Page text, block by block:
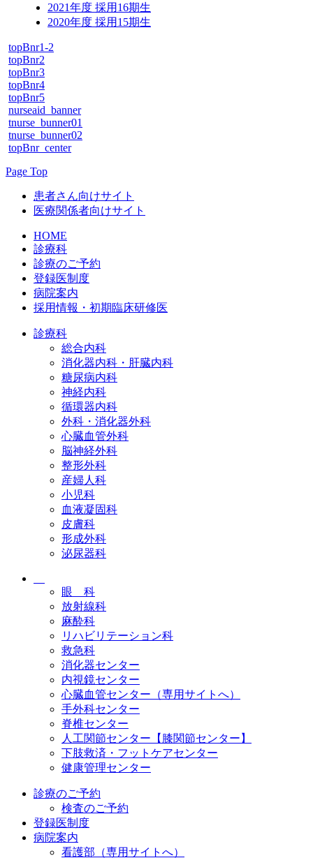
2021年度 採用16期生
2020年度 採用15期生
topBnr1-2
topBnr2
topBnr3
topBnr4
topBnr5
nurseaid_banner
tnurse_bunner01
tnurse_bunner02
topBnr_center
Page Top
患者さん向けサイト
医療関係者向けサイト
HOME
診療科
診療のご予約
登録医制度
病院案内
採用情報・初期臨床研修医
診療科
総合内科
消化器内科・肝臓内科
糖尿病内科
神経内科
循環器内科
外科・消化器外科
心臓血管外科
脳神経外科
整形外科
産婦人科
小児科
血液凝固科
皮膚科
形成外科
泌尿器科
眼 科
放射線科
麻酔科
リハビリテーション科
救急科
消化器センター
内視鏡センター
心臓血管センター（専用サイトへ）
手外科センター
脊椎センター
人工関節センター【膝関節センター】
下肢救済・フットケアセンター
健康管理センター
診療のご予約
検査のご予約
登録医制度
病院案内
看護部（専用サイトへ）